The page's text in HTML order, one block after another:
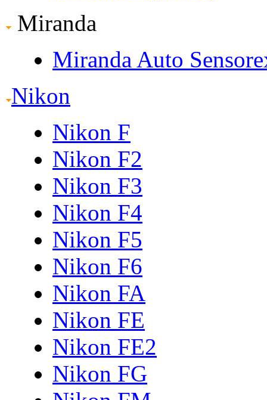
Miranda
Miranda Auto
Nikon
Nikon F
Nikon F2
Nikon F3
Nikon F4
Nikon F5
Nikon F6
Nikon FA
Nikon FE
Nikon FE2
Nikon FG